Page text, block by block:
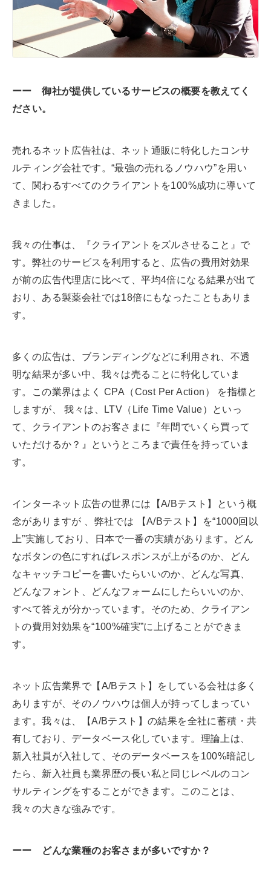
ーー 御社が提供しているサービスの概要を教えてく
ださい。
売れるネット広告社は、ネット通販に特化したコンサ
ルティング会社です。“最強の売れるノウハウ”を用い
て、関わるすべてのクライアントを100%成功に導いて
きました。
我々の仕事は、『クライアントをズルさせること』で
す。弊社のサービスを利用すると、広告の費用対効果
が前の広告代理店に比べて、平均4倍になる結果が出て
おり、ある製薬会社では18倍にもなったこともありま
す。
多くの広告は、ブランディングなどに利用され、不透
明な結果が多い中、我々は売ることに特化していま
す。この業界はよく CPA（Cost Per Action） を指標と
しますが、 我々は、LTV（Life Time Value）といっ
て、クライアントのお客さまに『年間でいくら買って
いただけるか？』というところまで責任を持っていま
す。
インターネット広告の世界には【A/Bテスト】という概
念がありますが 、弊社では 【A/Bテスト】を“1000回以
上”実施しており、日本で一番の実績があります。どん
なボタンの色にすればレスポンスが上がるのか、どん
なキャッチコピーを書いたらいいのか、どんな写真、
どんなフォント、どんなフォームにしたらいいのか、
すべて答えが分かっています。そのため、クライアン
トの費用対効果を“100%確実”に上げることができま
す。
ネット広告業界で【A/Bテスト】をしている会社は多く
ありますが、そのノウハウは個人が持ってしまってい
ます。我々は、【A/Bテスト】の結果を全社に蓄積・共
有しており、データベース化しています。理論上は、
新入社員が入社して、そのデータベースを100%暗記し
たら、新入社員も業界歴の長い私と同じレベルのコン
サルティングをすることができます。このことは、
我々の大きな強みです。
ーー どんな業種のお客さまが多いですか？